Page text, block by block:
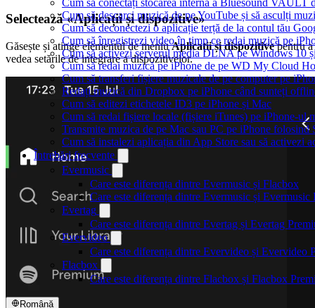
Cum să conectați stocarea internă a Bluesound VAULT
Cum să descarci muzică de pe YouTube și să asculți
Cum să deconectezi o aplicație terță de la contul tău
Cum să înregistrezi video în timp ce redai muzică pe
Cum să activezi serverul media DLNA pe Windows 10
Cum să redai muzică pe iPhone de pe WD My Cloud
Cum să transferi fișiere muzicale de pe computer pe
Redați muzică din Dropbox pe iPhone când sunteți
Cum să editezi etichetele ID3 pe iPhone și Mac
Cum să redai fișiere locale (fișiere iTunes) pe iPhone-ul
Transmite muzica de pe Mac sau PC pe iPhone folosind
Cum să instalezi aplicația din App Store sau să activezi
Întrebări frecvente
Evermusic
Care este diferența dintre Evermusic și Flacbox
Care este diferența dintre Evermusic și Evermusic
Evertag
Care este diferența dintre Evertag și Evertag
Evervideo
Care este diferența dintre Evervideo și Evervideo
Flacbox
Care este diferența dintre Flacbox și Flacbox
Română
Selectează «Aplicații și dispozitive»
Găsește și atinge elementul de meniuAplicații și dispozitivepentru a
vedea setările de integrare a dispozitivelor.